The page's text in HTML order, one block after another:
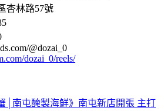
杏林路57號
@dozai_0
dozai_0/reels/
│南屯醃製海鮮》南屯新店開張 主打